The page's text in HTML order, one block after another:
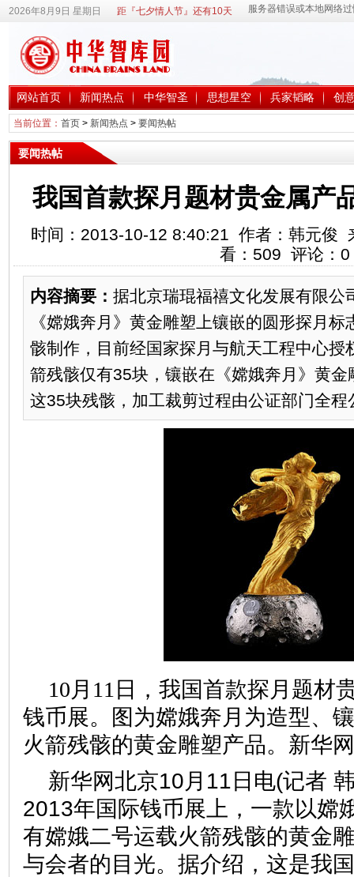
2026年8月9日 星期日 距『七夕情人节』还有10天
网站首页 新闻热点 中华智圣 思想星空 兵家韬略 创
当前位置： 首页> 新闻热点 > 要闻热帖
要闻热帖
我国首款探月题材贵金属产
时间：2013-10-12 8:40:21 作者：韩元俊
看： 509 评论： 0
内容摘要： 据北京瑞琨福禧文化发展有限公
《嫦娥奔月》黄金雕塑上镶嵌的圆形探月
骸制作，目前经国家探月与航天工程中心授
箭残骸仅有35块，镶嵌在《嫦娥奔月》黄
这35块残骸，加工裁剪过程由公证部门全程
10月11日，我国首款探月题材
钱币展。图为嫦娥奔月为造型、
火箭残骸的黄金雕塑产品。新华
新华网北京10月11日电(记者
2013年国际钱币展上，一款以嫦
有嫦娥二号运载火箭残骸的黄金
与会者的目光。据介绍，这是我